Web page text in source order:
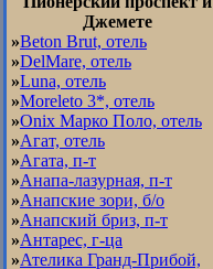
Джемете
»Beton Brut, отель
»DelMare, отель
»Luna, отель
»Moreleto 3*, отель
»Onix Марко Поло, отель
»Агат, отель
»Агата, п-т
»Анапа-лазурная, п-т
»Анапские зори, б/о
»Анапский бриз, п-т
»Антарес, г-ца
»Ателика Гранд-Прибой,